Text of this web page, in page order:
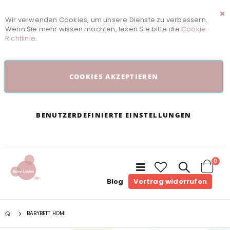
Wir verwenden Cookies, um unsere Dienste zu verbessern.
Wenn Sie mehr wissen möchten, lesen Sie bitte die Cookie-
Richtlinie.
COOKIES AKZEPTIEREN
BENUTZERDEFINIERTE EINSTELLUNGEN
Navigation
umschalten
Blog Vertrag widerrufenCart
0
BABYBETT HOMI